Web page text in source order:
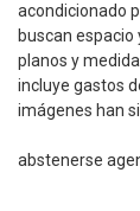
acondicionado
buscan espacio
planos y
incluye gastos
imágenes han
abstenerse